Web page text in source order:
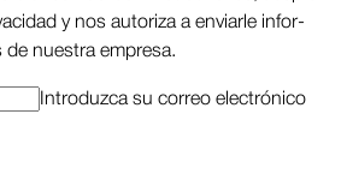
y nos autoriza a enviarle infor­
nuestra empresa.
Intro­duzca su correo elec­trónico